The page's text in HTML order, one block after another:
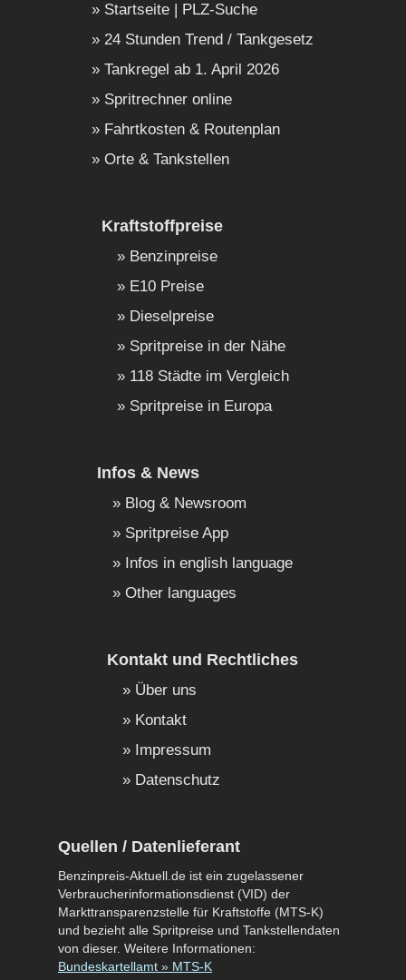
Startseite | PLZ-Suche
24 Stunden Trend / Tankgesetz
Tankregel ab 1. April 2026
Spritrechner online
Fahrtkosten & Routenplan
Orte & Tankstellen
Kraftstoffpreise
Benzinpreise
E10 Preise
Dieselpreise
Spritpreise in der Nähe
118 Städte im Vergleich
Spritpreise in Europa
Infos & News
Blog & Newsroom
Spritpreise App
Infos in english language
Other languages
Kontakt und Rechtliches
Über uns
Kontakt
Impressum
Datenschutz
Quellen / Datenlieferant
Benzinpreis-Aktuell.de ist ein zugelassener
Verbraucherinformationsdienst (VID) der
Markttransparenzstelle für Kraftstoffe (MTS-K)
und bezieht alle Spritpreise und Tankstellendaten
von dieser. Weitere Informationen:
Bundeskartellamt » MTS-K